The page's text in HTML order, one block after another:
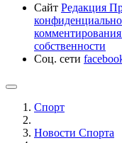
Сайт Редакция
комментирования
собственности
Соц. сети
Спорт
Новости Cпорта